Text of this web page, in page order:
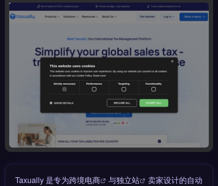
Taxually 是专为跨境电商 与独立站
卖家设计的自动